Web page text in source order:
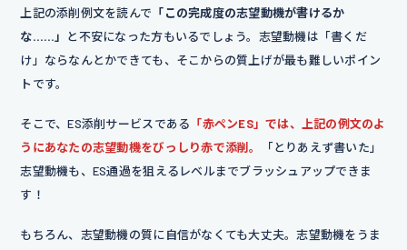
貴院の掲げる診療方針に深く共感し
貴院の、患者様に丁寧な説明と対応
ました。
添削コメント｜「診療方針に共感」はどの医院に
深さと適性が伝わる志望動機になります。
上記の添削例文を読んで 「この完成度の志望動機が書けるか
な……」 と不安になった方もいるでしょう。志望動機は「書くだ
け」ならなんとかできても、そこからの質上げが最も難しいポイン
トです。
そこで、ES添削サービスである 「赤ペンES」では、上記の例文のよ
うにあなたの志望動機をびっしり赤で添削。
「とりあえず書いた」
志望動機も、ES通過を狙えるレベルまでブラッシュアップできま
す！
もちろん、志望動機の質に自信がなくても大丈夫。志望動機をうま